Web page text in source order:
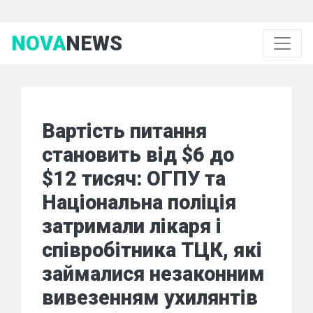
NOVANEWS
Вартість питання
становить від $6 до
$12 тисяч: ОГПУ та
Національна поліція
затримали лікаря і
співробітника ТЦК, які
займалися незаконним
вивезенням ухилянтів